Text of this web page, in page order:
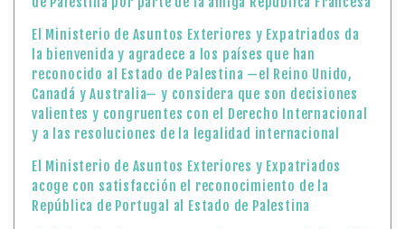
El Ministerio de Asuntos Exteriores y Expatriados da
la bienvenida y agradece a los países que han
reconocido al Estado de Palestina —el Reino Unido,
Canadá y Australia— y considera que son decisiones
valientes y congruentes con el Derecho Internacional
y a las resoluciones de la legalidad internacional
El Ministerio de Asuntos Exteriores y Expatriados
acoge con satisfacción el reconocimiento de la
República de Portugal al Estado de Palestina